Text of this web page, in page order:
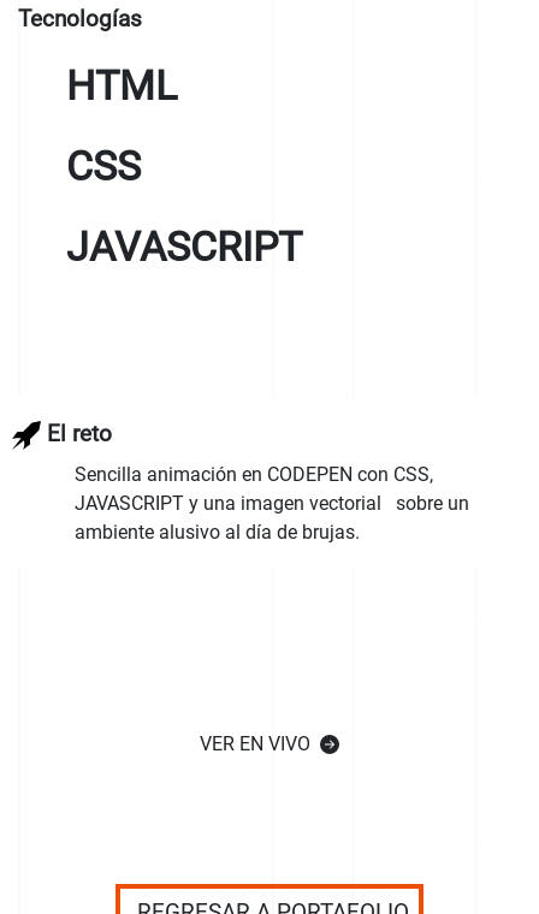
Tecnologías
HTML
CSS
JAVASCRIPT
El reto
Sencilla animación en CODEPEN con CSS,
JAVASCRIPT y una imagen vectorial sobre un
ambiente alusivo al día de brujas.
VER EN VIVO